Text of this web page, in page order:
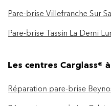
Pare-brise Villefranche Sur
Pare-brise Tassin La Demi
Les centres Carglass®
Réparation pare-brise